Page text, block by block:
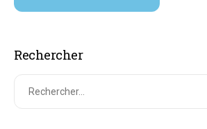
Rechercher